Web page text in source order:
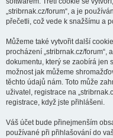
„stribrnak.cz/forum“, a je
přečetli, což vede k snažšímu a
Můžeme také vytvořit další
procházení „stribrnak.cz/forum“,
dokumentu, který se zaobírá jen
možnost jak můžeme
těchto údajů nám. Toto může
uživatel, registrace na
registrace, když jste přihlášeni.
Váš účet bude přinejmenším
používané při přihlašování do